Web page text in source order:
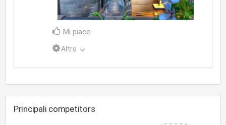
Mi piace
Altro
Principali competitors